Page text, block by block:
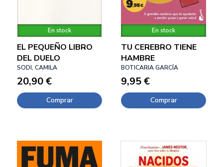
En stock
EL PEQUEÑO LIBRO
DEL DUELO
SODI, CAMILA
20,90 €
Comprar
En stock
TU CEREBRO TIENE
HAMBRE
BOTICARIA GARCÍA
9,95 €
Comprar